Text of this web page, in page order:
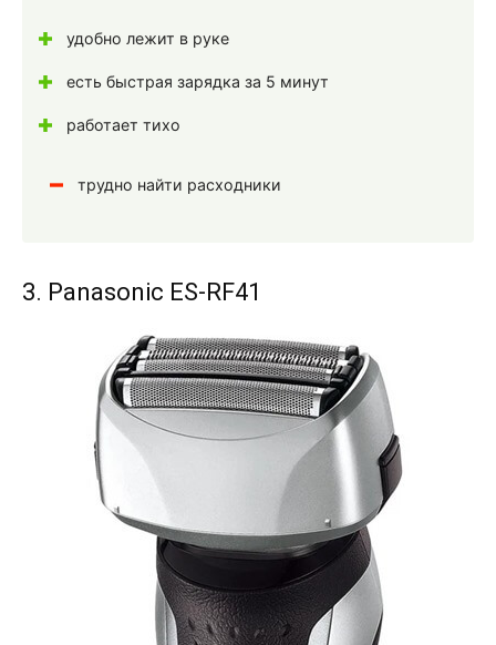
удобно лежит в руке
есть быстрая зарядка за 5 минут
работает тихо
трудно найти расходники
3. Panasonic ES-RF41